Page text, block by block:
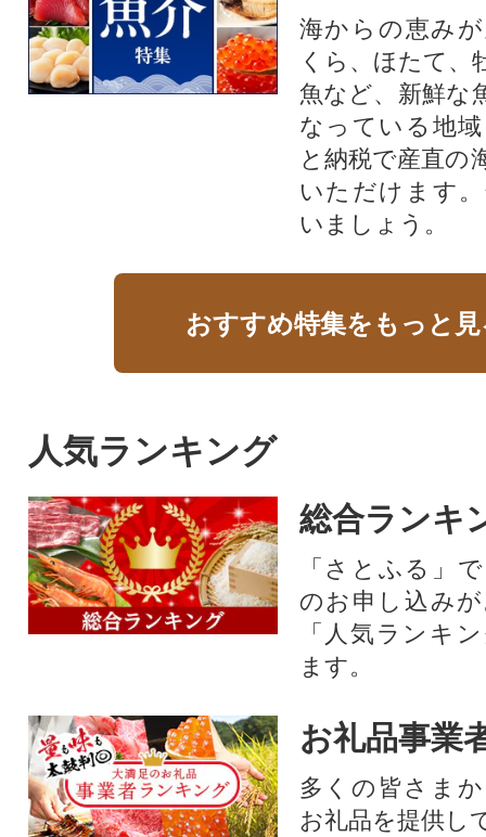
海からの恵み
くら、ほたて、
魚など、新鮮な
なっている地
と納税で産直の
いただけます
いましょう。
おすすめ特集をもっと
人気ランキング
総合ランキ
「さとふる」
のお申し込み
「人気ランキ
ます。
お礼品事業
多くの皆さま
お礼品を提供し